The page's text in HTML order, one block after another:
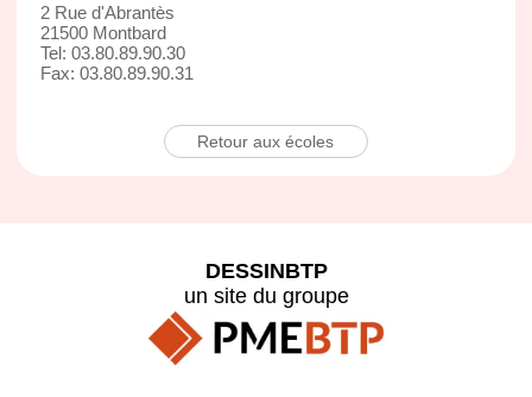
2 Rue d'Abrantès
21500 Montbard
Tel: 03.80.89.90.30
Fax: 03.80.89.90.31
Retour aux écoles
DESSINBTP
un site du groupe